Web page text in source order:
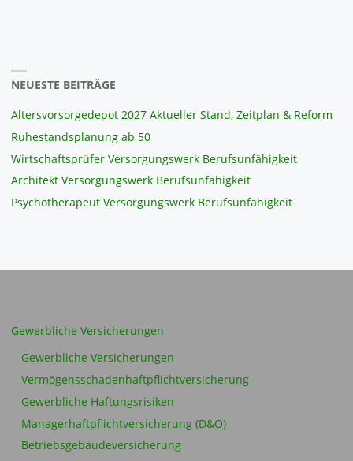
NEUESTE BEITRÄGE
Altersvorsorgedepot 2027 Aktueller Stand, Zeitplan & Reform
Ruhestandsplanung ab 50
Wirtschaftsprüfer Versorgungswerk Berufsunfähigkeit
Architekt Versorgungswerk Berufsunfähigkeit
Psychotherapeut Versorgungswerk Berufsunfähigkeit
Gewerbliche Versicherungen
Gewerbliche Versicherungen
Vermögensschadenhaftpflichtversicherung
Gewerbliche Haftungsrisiken
Managerhaftpflichtversicherung (D&O)
Betriebsgebäudeversicherung